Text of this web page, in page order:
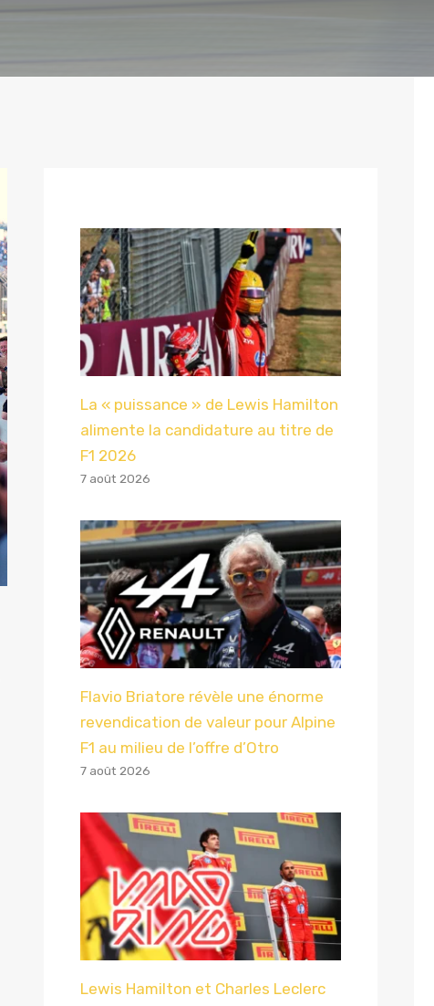
La « puissance » de Lewis Hamilton
alimente la candidature au titre de
F1 2026
7 août 2026
Flavio Briatore révèle une énorme
revendication de valeur pour Alpine
F1 au milieu de l’offre d’Otro
7 août 2026
Lewis Hamilton et Charles Leclerc